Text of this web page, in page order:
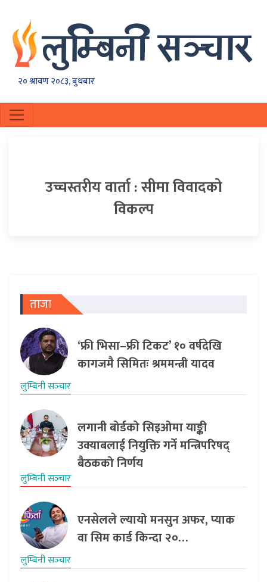
२० श्रावण २०८३, बुधबार
उच्चस्तरीय वार्ता : सीमा विवादको
विकल्प
ताजा
‘फ्री भिसा–फ्री टिकट’ १० वर्षदेखि
कागजमै सिमितः श्रममन्त्री यादव
लुम्बिनी सञ्‍चार
लगानी बोर्डको सिइओमा याङ्की
उक्याबलाई नियुक्ति गर्ने मन्त्रिपरिषद्
बैठकको निर्णय
लुम्बिनी सञ्‍चार
एनसेलले ल्यायो मनसुन अफर, प्याक
वा सिम कार्ड किन्दा २०…
लुम्बिनी सञ्‍चार